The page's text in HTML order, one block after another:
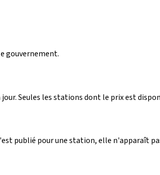
gouvernement.
Seules les stations dont le prix est
publié pour une station, elle n'apparaît